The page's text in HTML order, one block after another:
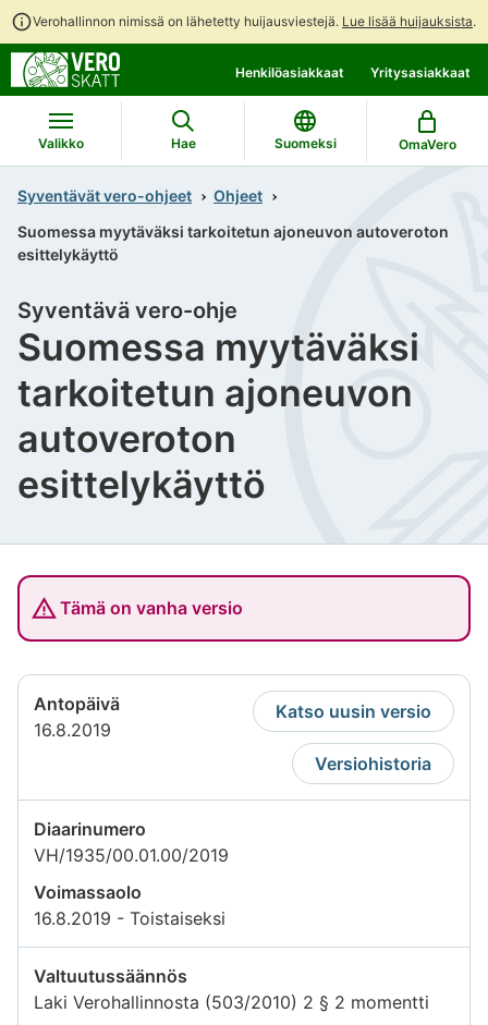
Verohallinnon nimissä on lähetetty huijausviestejä. Lue lisää huijauksista.
suoraan
sisältöön
koko
sivuston
hakuun
Henkilöasiakkaat Yritysasiakkaat
Valikko Hae Suomeksi OmaVero
Syventävät vero-ohjeet
Ohjeet
Suomessa myytäväksi tarkoitetun ajoneuvon autoveroton
esittelykäyttö
Suomessa myytäväksi
tarkoitetun ajoneuvon
autoveroton
esittelykäyttö
Syventävä vero-ohje
Tämä on vanha versio
Antopäivä
16.8.2019
Katso uusin versio
Versiohistoria
Diaarinumero
VH/1935/00.01.00/2019
Voimassaolo
16.8.2019 - Toistaiseksi
Valtuutussäännös
Laki Verohallinnosta (503/2010) 2 § 2 momentti